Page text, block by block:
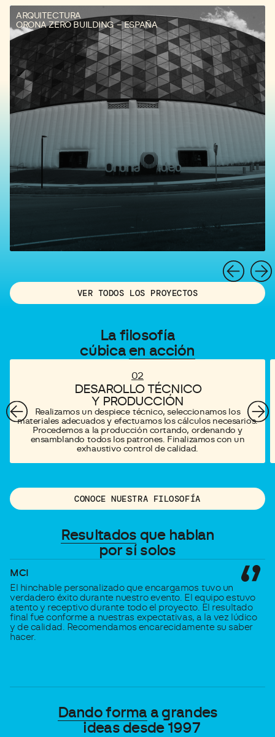
ARQUITECTURA
ORONA ZERO BUILDING – ESPAÑA
VER TODOS LOS PROYECTOS
La filosofía
cúbicaen acción
02
DESAROLLO TÉCNICO
Y PRODUCCIÓN
Realizamos un despiece técnico, seleccionamos los
materiales adecuados y efectuamos los cálculos necesarios.
Procedemos a la producción cortando, ordenando y
ensamblando todos los patrones. Finalizamos con un
exhaustivo control de calidad.
CONOCE NUESTRA FILOSOFÍA
Resultados que hablan
por sí solos
MCI
El hinchable personalizado que encargamos tuvo un
verdadero éxito durante nuestro evento. El equipo estuvo
atento y receptivo durante todo el proyecto. El resultado
final fue conforme a nuestras expectativas, a la vez lúdico
y de calidad. Recomendamos encarecidamente su saber
hacer.
Dando forma a grandes
ideas desde 1997